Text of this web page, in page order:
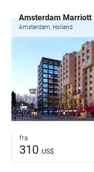
Amsterdam Marriott
Amsterdam, Holland
fra
310 US$